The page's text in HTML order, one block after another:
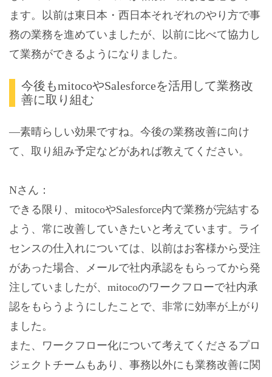
ます。以前は東日本・西日本それぞれのやり方で事
務の業務を進めていましたが、以前に比べて協力し
て業務ができるようになりました。
今後もmitocoやSalesforceを活用して業務改
善に取り組む
―素晴らしい効果ですね。今後の業務改善に向け
て、取り組み予定などがあれば教えてください。
Nさん：
できる限り、mitocoやSalesforce内で業務が完結する
よう、常に改善していきたいと考えています。ライ
センスの仕入れについては、以前はお客様から受注
があった場合、メールで社内承認をもらってから発
注していましたが、mitocoのワークフローで社内承
認をもらうようにしたことで、非常に効率が上がり
ました。
また、ワークフロー化について考えてくださるプロ
ジェクトチームもあり、事務以外にも業務改善に関